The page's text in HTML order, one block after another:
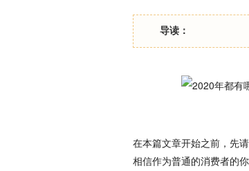
导读：
在本篇文章开始之前，先
相信作为普通的消费者的